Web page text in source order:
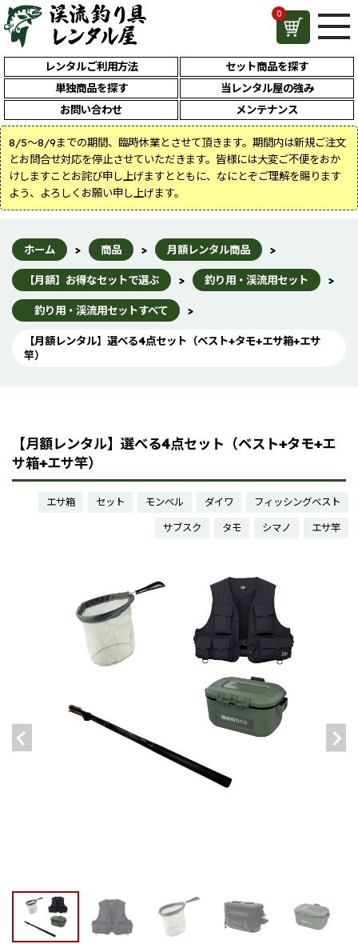
0
レンタルご利用方法
セット商品を探す
単独商品を探す
当レンタル屋の強み
お問い合わせ
メンテナンス
8/5～8/9までの期間、臨時休業とさせて頂きます。期間内は新規ご注文
とお問合せ対応を停止させていただきます。皆様には大変ご不便をおか
けしますことお詫び申し上げますとともに、なにとぞご理解を賜ります
よう、よろしくお願い申し上げます。
ホーム > 商品 > 月額レンタル商品 >
【月額】お得なセットで選ぶ > 釣り用・渓流用セット >
釣り用・渓流用セットすべて >
【月額レンタル】選べる4点セット（ベスト+タモ+エサ箱+エサ
竿）
【月額レンタル】選べる4点セット（ベスト+タモ+エ
サ箱+エサ竿）
エサ箱 セット モンベル ダイワ フィッシングベスト
サブスク タモ シマノ エサ竿